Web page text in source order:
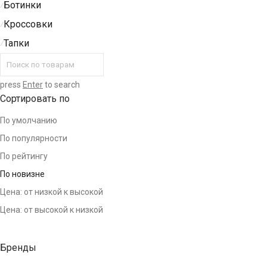
⁄Ботинки
⁄Кроссовки
⁄Тапки
press Enterto search
Сортировать по
По умолчанию
По популярности
По рейтингу
По новизне
Цена: от низкой к высокой
Цена: от высокой к низкой
Бренды